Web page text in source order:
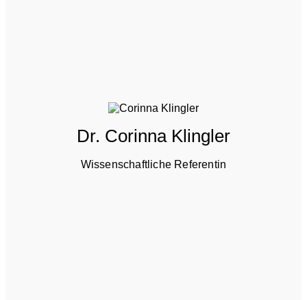
Dr. Corinna Klingler
Wissenschaftliche Referentin